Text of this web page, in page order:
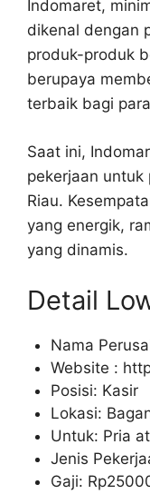
Indomaret,
dikenal dengan
produk-produk
berupaya
terbaik bagi
Saat ini,
pekerjaan untuk
Riau.
yang energik,
yang dinamis.
Detail
Nama
Website :
Posisi: Kasir
Lokasi:
Untuk: Pria
Jenis
Gaji: Rp